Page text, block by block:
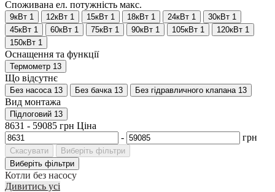
Споживана ел. потужність макс.
9кВт 1 12кВт 1 15кВт 1 18кВт 1 24кВт 1 30кВт 1
45кВт 1 60кВт 1 75кВт 1 90кВт 1 105кВт 1 120кВт 1
150кВт 1
Оснащення та функції
Термометр 13
Що відсутнє
Без насоса 13 Без бачка 13 Без гідравличного клапана 13
Вид монтажа
Підлоговий 13
8631 - 59085 грн Ціна
-
грн
Скасувати
Виберіть фільтри
Виберіть фільтри
Котли без насосу
Дивитись усі